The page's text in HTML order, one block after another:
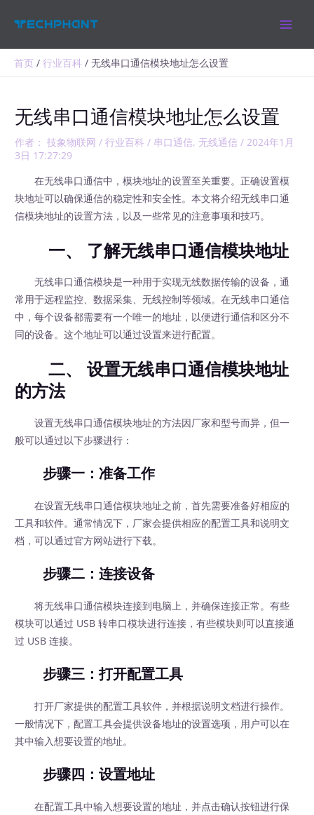
首页 行业百科 无线串口通信模块地址怎么设置
无线串口通信模块地址怎么设置
作者： 技象物联网/行业百科 / 串口通信, 无线通信 /2024年1月
3日 17:27:29
在无线串口通信中，模块地址的设置至关重要。正确设置模
块地址可以确保通信的稳定性和安全性。本文将介绍无线串口通
信模块地址的设置方法，以及一些常见的注意事项和技巧。
一、 了解无线串口通信模块地址
无线串口通信模块是一种用于实现无线数据传输的设备，通
常用于远程监控、数据采集、无线控制等领域。在无线串口通信
中，每个设备都需要有一个唯一的地址，以便进行通信和区分不
同的设备。这个地址可以通过设置来进行配置。
二、 设置无线串口通信模块地址
的方法
设置无线串口通信模块地址的方法因厂家和型号而异，但一
般可以通过以下步骤进行：
步骤一：准备工作
在设置无线串口通信模块地址之前，首先需要准备好相应的
工具和软件。通常情况下，厂家会提供相应的配置工具和说明文
档，可以通过官方网站进行下载。
步骤二：连接设备
将无线串口通信模块连接到电脑上，并确保连接正常。有些
模块可以通过 USB 转串口模块进行连接，有些模块则可以直接通
过 USB 连接。
步骤三：打开配置工具
打开厂家提供的配置工具软件，并根据说明文档进行操作。
一般情况下，配置工具会提供设备地址的设置选项，用户可以在
其中输入想要设置的地址。
步骤四：设置地址
在配置工具中输入想要设置的地址，并点击确认按钮进行保